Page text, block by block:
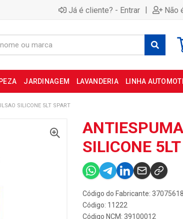
Já é cliente? - Entrar | Não
JARDINAGEM LAVANDERIA LINHA
SILICONE 5LT SPART
SILICONE
Código do Fabricante:
Código: 11222
Código NCM: 39100012